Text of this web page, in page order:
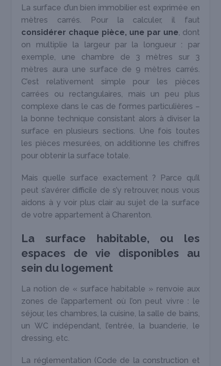
La surface d’un bien immobilier est exprimée en
mètres carrés. Pour la calculer, il faut
considérer chaque pièce, une par une, dont
on multiplie la largeur par la longueur : par
exemple, une chambre de 3 mètres sur 3
mètres aura une surface de 9 mètres carrés.
C’est relativement simple pour les pièces
carrées ou rectangulaires, mais un peu plus
complexe dans le cas de formes particulières –
la bonne technique consistant alors à diviser la
surface en plusieurs sections. Une fois toutes
les pièces mesurées, on additionne les chiffres
pour obtenir la surface totale.
Mais quelle surface exactement ? Parce qu’il
peut s’avérer difficile de s’y retrouver, nous vous
aidons à y voir plus clair au sujet de la surface
de votre appartement à Charenton.
La surface habitable, ou les
espaces de vie disponibles au
sein du logement
La notion de « surface habitable » renvoie aux
zones de l’appartement où l’on peut vivre : le
séjour, les chambres, la cuisine, la salle de bains,
un WC indépendant, l’entrée, la buanderie, le
dressing, etc.
La réglementation (Code de la construction et